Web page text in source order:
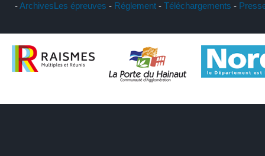
-ArchivesLes épreuves - Réglement - Téléchargements -